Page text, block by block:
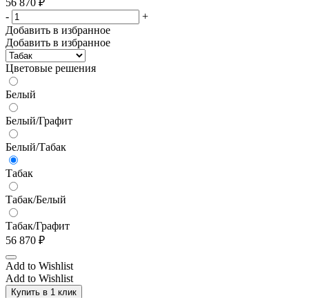
-
+
Добавить в избранное
Добавить в избранное
Цветовые решения
Белый
Белый/Графит
Белый/Табак
Табак
Табак/Белый
Табак/Графит
56 870 ₽
Add to Wishlist
Add to Wishlist
Купить в 1 клик